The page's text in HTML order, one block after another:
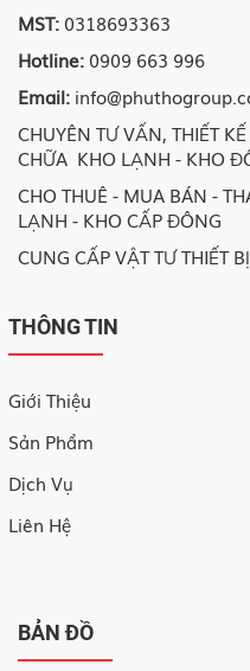
MST: 0318693363
Hotline: 0909 663 996
Email:
CHUYÊN TƯ VẤN, THIẾT
CHỮA KHO LẠNH - KHO
CHO THUÊ - MUA BÁN -
LẠNH - KHO CẤP ĐÔNG
CUNG CẤP VẬT TƯ THIẾT
THÔNG TIN
Giới Thiệu
Sản Phẩm
Dịch Vụ
Liên Hệ
BẢN ĐỒ